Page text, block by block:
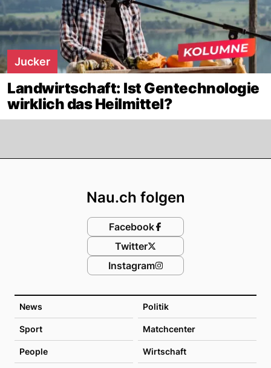
Jucker
Landwirtschaft: Ist Gentechnologie
wirklich das Heilmittel?
News Politik
Sport Matchcenter
People Wirtschaft
Nau.ch folgen
Facebook
Twitter
Instagram